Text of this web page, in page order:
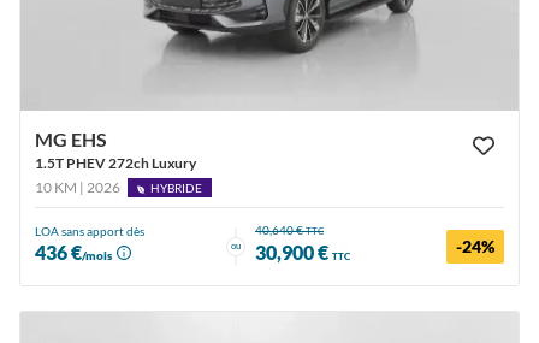
MG EHS
1.5T PHEV 272ch Luxury
10 KM | 2026
HYBRIDE
LOA sans apport dès
436 €/mois
ou
40,640 €TTC
30,900 € TTC -24%